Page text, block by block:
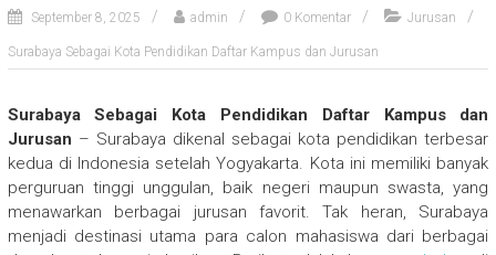
September 8, 2025 admin 0 Komentar Jurusan
Surabaya Sebagai Kota Pendidikan Daftar Kampus dan Jurusan
Surabaya Sebagai Kota Pendidikan Daftar Kampus dan
Jurusan – Surabaya dikenal sebagai kota pendidikan terbesar
kedua di Indonesia setelah Yogyakarta. Kota ini memiliki banyak
perguruan tinggi unggulan, baik negeri maupun swasta, yang
menawarkan berbagai jurusan favorit. Tak heran, Surabaya
menjadi destinasi utama para calon mahasiswa dari berbagai